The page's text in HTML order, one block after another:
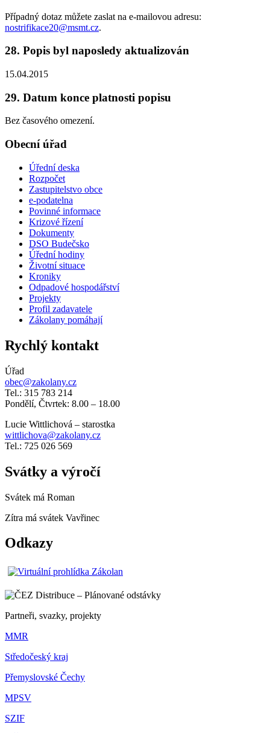
Případný dotaz můžete zaslat na e-mailovou adresu:
nostrifikace20@msmt.cz.
28. Popis byl naposledy aktualizován
15.04.2015
29. Datum konce platnosti popisu
Bez časového omezení.
Obecní úřad
Úřední deska
Rozpočet
Zastupitelstvo obce
e-podatelna
Povinné informace
Krizové řízení
Dokumenty
DSO Budečsko
Úřední hodiny
Životní situace
Kroniky
Odpadové hospodářství
Projekty
Profil zadavatele
Zákolany pomáhají
Rychlý kontakt
Úřad
obec@zakolany.cz
Tel.: 315 783 214
Pondělí, Čtvrtek: 8.00 – 18.00
Lucie Wittlichová – starostka
wittlichova@zakolany.cz
Tel.: 725 026 569
Svátky a výročí
Svátek má Roman
Zítra má svátek Vavřinec
Odkazy
Partneři, svazky, projekty
MMR
Středočeský kraj
Přemyslovské Čechy
MPSV
SZIF